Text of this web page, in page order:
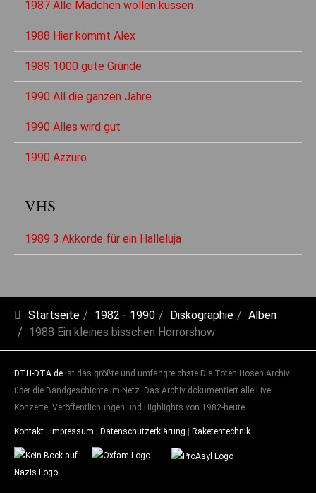
1987 Alle Mädchen wollen küssen
1988 Hier kommt Alex
1989 1000 gute Gründe
1990 All die ganzen Jahre
1990 Alles wird gut
1990 Azzuro
VHS
1989 3 Akkorde für ein Halleluja
Startseite 1982 - 1990 Diskographie
Alben
1988 Ein kleines bisschen Horrorshow
DTH-DTA.de ist das größte und umfangreichste Die Toten Hosen Archiv
über die Bandgeschichte im Netz. Das Archiv dokumentiert alle Live
Konzerte, Veröffentlichungen und Highlights von 1982-heute.
Kontakt Impressum Datenschutzerklärung Raketentechnik